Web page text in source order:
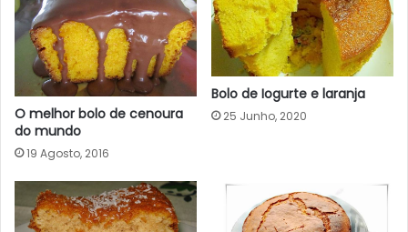
O melhor bolo de cenoura
do mundo
19 Agosto, 2016
Bolo de Iogurte e laranja
25 Junho, 2020